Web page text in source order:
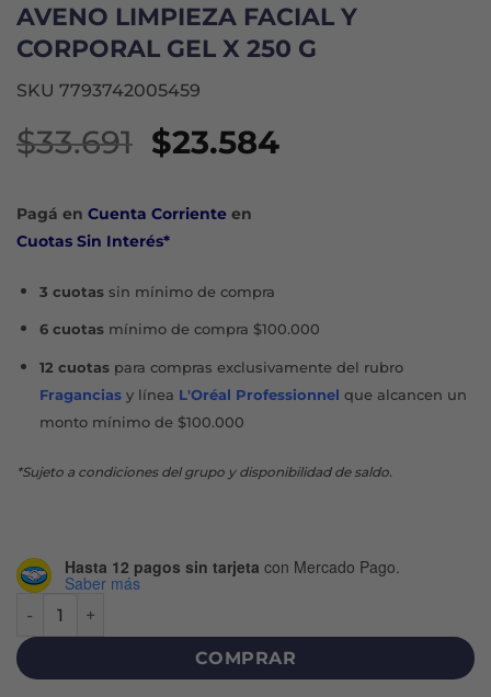
AVENO LIMPIEZA FACIAL Y
CORPORAL GEL X 250 G
SKU 7793742005459
$33.691 El
original
era:
$23.584El
Pagá en Cuenta Corriente en
Cuotas Sin Interés*
3 cuotassin mínimo de compra
6 cuotasmínimo de compra $100.000
12 cuotaspara compras exclusivamente del rubro
Fraganciasy línea L'Oréal Professionnel que alcancen un
monto mínimo de $100.000
*Sujeto a condiciones del grupo y disponibilidad de saldo.
Hasta 12 pagos sin tarjeta con Mercado Pago.
Saber más
COMPRAR